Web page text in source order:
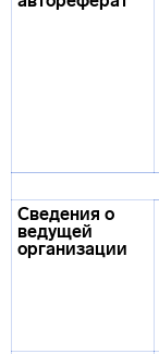
Сведения о
ведущей
организации